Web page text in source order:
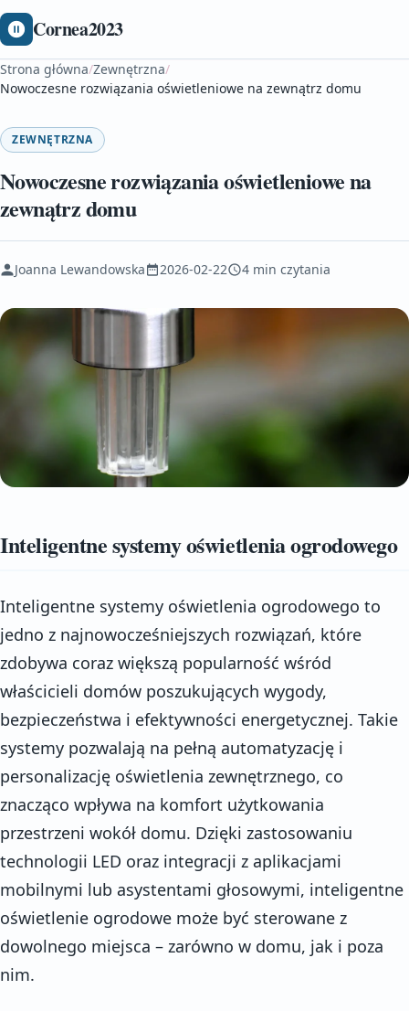
Cornea2023
Strona główna/Zewnętrzna/
Nowoczesne rozwiązania oświetleniowe na zewnątrz domu
ZEWNĘTRZNA
Nowoczesne rozwiązania oświetleniowe na
zewnątrz domu
Joanna Lewandowska 2026-02-22 4 min czytania
Inteligentne systemy oświetlenia ogrodowego
Inteligentne systemy oświetlenia ogrodowego to
jedno z najnowocześniejszych rozwiązań, które
zdobywa coraz większą popularność wśród
właścicieli domów poszukujących wygody,
bezpieczeństwa i efektywności energetycznej. Takie
systemy pozwalają na pełną automatyzację i
personalizację oświetlenia zewnętrznego, co
znacząco wpływa na komfort użytkowania
przestrzeni wokół domu. Dzięki zastosowaniu
technologii LED oraz integracji z aplikacjami
mobilnymi lub asystentami głosowymi, inteligentne
oświetlenie ogrodowe może być sterowane z
dowolnego miejsca – zarówno w domu, jak i poza
nim.